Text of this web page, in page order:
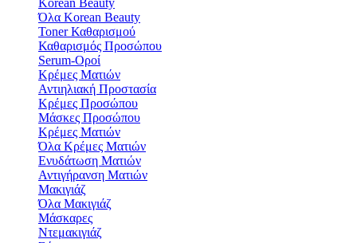
Korean Beauty
Όλα Korean Beauty
Toner Καθαρισμού
Καθαρισμός Προσώπου
Serum-Οροί
Κρέμες Ματιών
Αντιηλιακή Προστασία
Κρέμες Προσώπου
Μάσκες Προσώπου
Κρέμες Ματιών
Όλα Κρέμες Ματιών
Ενυδάτωση Mατιών
Αντιγήρανση Ματιών
Μακιγιάζ
Όλα Μακιγιάζ
Μάσκαρες
Ντεμακιγιάζ